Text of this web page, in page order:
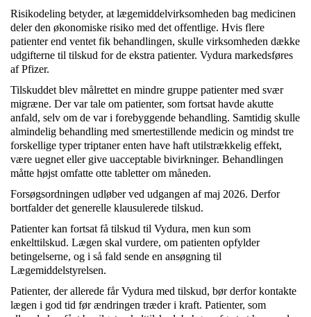
Risikodeling betyder, at lægemiddelvirksomheden bag medicinen
deler den økonomiske risiko med det offentlige. Hvis flere
patienter end ventet fik behandlingen, skulle virksomheden dække
udgifterne til tilskud for de ekstra patienter. Vydura markedsføres
af Pfizer.
Tilskuddet blev målrettet en mindre gruppe patienter med svær
migræne. Der var tale om patienter, som fortsat havde akutte
anfald, selv om de var i forebyggende behandling. Samtidig skulle
almindelig behandling med smertestillende medicin og mindst tre
forskellige typer triptaner enten have haft utilstrækkelig effekt,
være uegnet eller give uacceptable bivirkninger. Behandlingen
måtte højst omfatte otte tabletter om måneden.
Forsøgsordningen udløber ved udgangen af maj 2026. Derfor
bortfalder det generelle klausulerede tilskud.
Patienter kan fortsat få tilskud til Vydura, men kun som
enkelttilskud. Lægen skal vurdere, om patienten opfylder
betingelserne, og i så fald sende en ansøgning til
Lægemiddelstyrelsen.
Patienter, der allerede får Vydura med tilskud, bør derfor kontakte
lægen i god tid før ændringen træder i kraft. Patienter, som